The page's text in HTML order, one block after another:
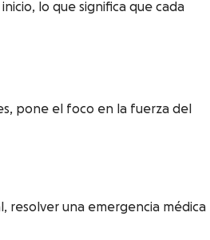
lo que significa que cada
pone el foco en la fuerza del
resolver una emergencia médica